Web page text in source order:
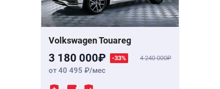
Volkswagen Touareg
3 180 000 -33% 4 240 000
от 40 495 /мес